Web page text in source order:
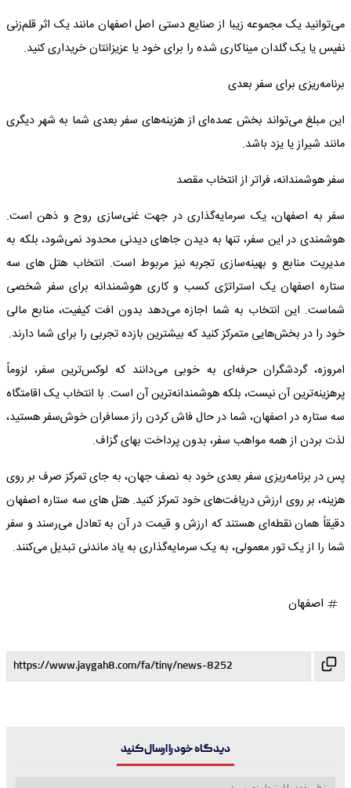
می‌توانید یک مجموعه زیبا از صنایع دستی اصل اصفهان مانند یک اثر قلم‌زنی
نفیس یا یک گلدان میناکاری شده را برای خود یا عزیزانتان خریداری کنید.
برنامه‌ریزی برای سفر بعدی
این مبلغ می‌تواند بخش عمده‌ای از هزینه‌های سفر بعدی شما به شهر دیگری
مانند شیراز یا یزد باشد.
سفر هوشمندانه، فراتر از انتخاب مقصد
سفر به اصفهان، یک سرمایه‌گذاری در جهت غنی‌سازی روح و ذهن است.
هوشمندی در این سفر، تنها به دیدن جاهای دیدنی محدود نمی‌شود، بلکه به
مدیریت منابع و بهینه‌سازی تجربه نیز مربوط است. انتخاب هتل های سه
ستاره اصفهان یک استراتژی کسب و کاری هوشمندانه برای سفر شخصی
شماست. این انتخاب به شما اجازه می‌دهد بدون افت کیفیت، منابع مالی
خود را در بخش‌هایی متمرکز کنید که بیشترین بازده تجربی را برای شما دارند.
امروزه، گردشگران حرفه‌ای به خوبی می‌دانند که لوکس‌ترین سفر، لزوماً
پرهزینه‌ترین آن نیست، بلکه هوشمندانه‌ترین آن است. با انتخاب یک اقامتگاه
سه ستاره در اصفهان، شما در حال فاش کردن راز مسافران خوش‌سفر هستید،
لذت بردن از همه مواهب سفر، بدون پرداخت بهای گزاف.
پس در برنامه‌ریزی سفر بعدی خود به نصف جهان، به جای تمرکز صرف بر روی
هزینه، بر روی ارزش دریافت‌های خود تمرکز کنید. هتل های سه ستاره اصفهان
دقیقاً همان نقطه‌ای هستند که ارزش و قیمت در آن به تعادل می‌رسند و سفر
شما را از یک تور معمولی، به یک سرمایه‌گذاری به یاد ماندنی تبدیل می‌کنند.
اصفهان
دیدگاه خود را ارسال کنید